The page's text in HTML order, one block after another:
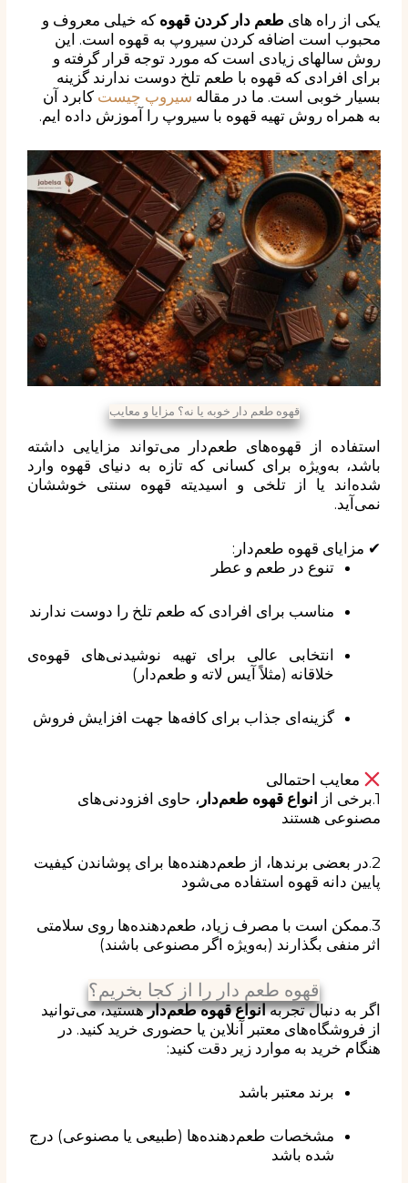
یکی از راه هایطعم دار کردن قهوهکه خیلی معروف و
محبوب است اضافه کردن سیروپ به قهوه است. این
روش سالهای زیادی است که مورد توجه قرار گرفته و
برای افرادی که قهوه با طعم تلخ دوست ندارند گزینه
بسیار خوبی است. ما در مقالهسیروپ چیستکابرد آن
به همراه روش تهیه قهوه با سیروپ را آموزش داده ایم.
قهوه طعم دار خوبه یا نه؟ مزایا و معایب
استفاده از قهوه‌های طعم‌دار می‌تواند مزایایی داشته
باشد، به‌ویژه برای کسانی که تازه به دنیای قهوه وارد
شده‌اند یا از تلخی و اسیدیته قهوه سنتی خوششان
نمی‌آید.
✔ مزایای قهوه طعم‌دار:
تنوع در طعم و عطر
مناسب برای افرادی که طعم تلخ را دوست ندارند
انتخابی عالی برای تهیه نوشیدنی‌های قهوه‌ی
خلاقانه (مثلاً آیس لاته و طعم‌دار)
گزینه‌ای جذاب برای کافه‌ها جهت افزایش فروش
معایب احتمالی
انواع قهوه‌ طعم‌دار ، حاویافزودنی‌های
مصنوعیهستند
پوشاندن کیفیت
پایین دانه قهوهاستفاده می‌شود
3.ممکن است با مصرف زیاد، طعم‌دهنده‌ها روی سلامتی
اثر منفی بگذارند (به‌ویژه اگر مصنوعی باشند)
قهوه طعم دار را از کجا بخریم؟
اگر به دنبال تجربهانواع قهوه طعم‌دارهستید، می‌توانید
از فروشگاه‌های معتبر آنلاین یا حضوری خرید کنید. در
هنگام خرید به موارد زیر دقت کنید:
برند معتبر باشد
مشخصات طعم‌دهنده‌ها (طبیعی یا مصنوعی) درج
شده باشد